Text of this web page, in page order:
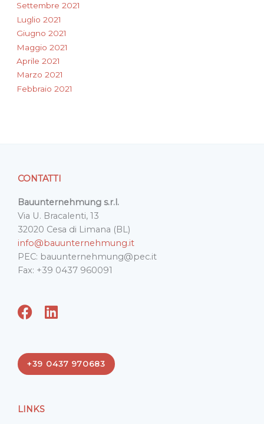
Settembre 2021
Luglio 2021
Giugno 2021
Maggio 2021
Aprile 2021
Marzo 2021
Febbraio 2021
CONTATTI
Bauunternehmung s.r.l.
Via U. Bracalenti, 13
32020 Cesa di Limana (BL)
info@bauunternehmung.it
PEC: bauunternehmung@pec.it
Fax: +39 0437 960091
F
e
b
k
L
k
e
+39 0437 970683
LINKS